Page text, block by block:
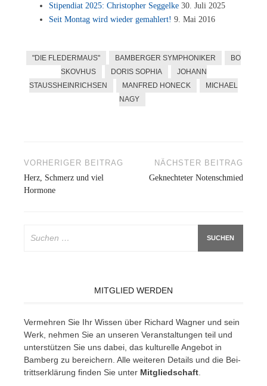
Sti­pen­di­at 2025: Chris­to­pher Seg­gel­ke 30. Juli 2025
Seit Mon­tag wird wie­der ge­mahlert! 9. Mai 2016
"DIE FLEDERMAUS" BAMBERGER SYMPHONIKER
BO
SKOVHUS
DORIS SOPHIA
JOHANN
STAUSSHEINRICHSEN
MANFRED HONECK
MICHAEL
NAGY
Beitragsnavigation
VORHERIGER BEITRAG
Herz, Schmerz und viel
Hormone
NÄCHSTER BEITRAG
Geknechteter Notenschmied
nach:
MITGLIED WERDEN
Ver­meh­ren Sie Ihr Wis­sen über Ri­chard Wag­ner und sein
Werk, neh­men Sie an un­se­ren Ver­an­stal­tun­gen teil und
un­ter­stüt­zen Sie uns da­bei, das kul­tu­rel­le An­ge­bot in
Bam­berg zu be­rei­chern. Alle wei­te­ren De­tails und die Bei­
tritts­er­klä­rung fin­den Sie un­ter Mit­glied­schaft